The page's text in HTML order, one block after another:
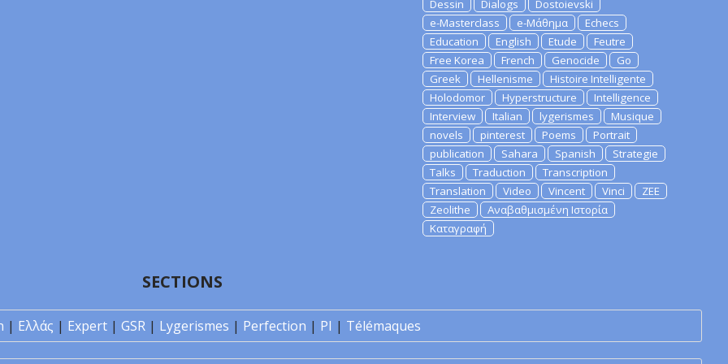
Dessin
Dialogs
Dostoievski
e-Masterclass
e-Μάθημα
Echecs
Education
English Etude
Feutre
Free Korea
French Genocide
Go
Greek
Hellenisme
Histoire Intelligente
Holodomor
Hyperstructure
Intelligence
Interview
Italian lygerismes
Musique
novels
pinterest Poems
Portrait
publication
Sahara Spanish
Strategie
Talks
Traduction
Transcription
Translation
Video Vincent Vinci
ZEE
Zeolithe
Αναβαθμισμένη Ιστορία
Καταγραφή
SECTIONS
| Ελλάς | Expert | GSR | Lygerismes | Perfection | PI | Télémaques